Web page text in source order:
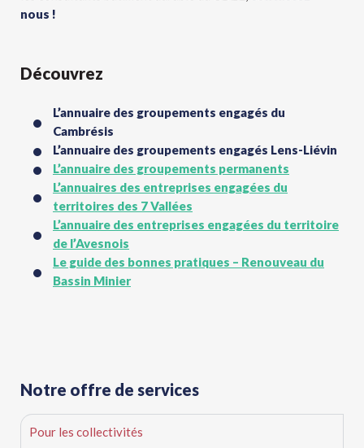
nous !
Découvrez
L’annuaire des groupements engagés du
Cambrésis
L’annuaire des groupements engagés Lens-Liévin
L’annuaire des groupements permanents
L’annuaires des entreprises engagées du
territoires des 7 Vallées
L’annuaire des entreprises engagées du territoire
de l’Avesnois
Le guide des bonnes pratiques – Renouveau du
Bassin Minier
Notre offre de services
Pour les collectivités